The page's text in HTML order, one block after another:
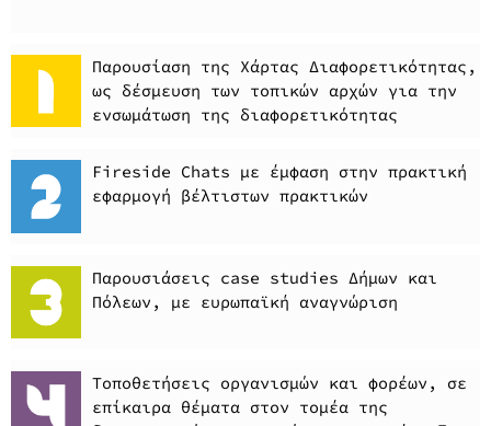
Παρουσίαση της Χάρτας Διαφορετικότητας,
ως δέσμευση των τοπικών αρχών για την
ενσωμάτωση της διαφορετικότητας
Fireside Chats με έμφαση στην πρακτική
εφαρμογή βέλτιστων πρακτικών
Παρουσιάσεις case studies Δήμων και
Πόλεων, με ευρωπαϊκή αναγνώριση
Τοποθετήσεις οργανισμών και φορέων, σε
επίκαιρα θέματα στον τομέα της